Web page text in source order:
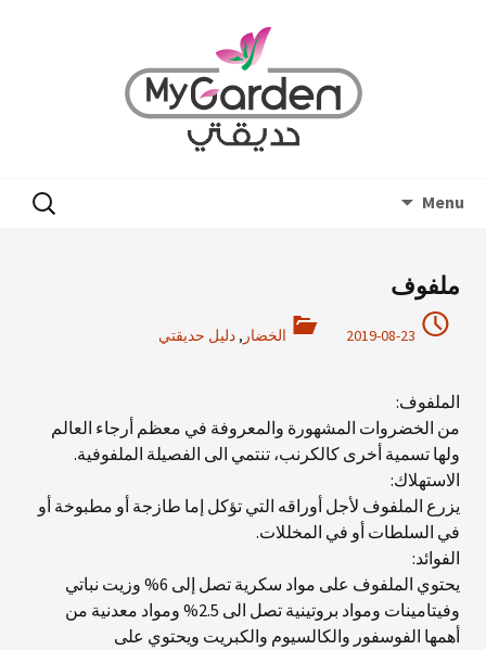
Menu
البحث
عن:
ملفوف
2019-08-23 الخضار ,دليل حديقتي
الملفوف:
من الخضروات المشهورة والمعروفة في معظم أرجاء العالم
ولها تسمية أخرى كالكرنب، تنتمي الى الفصيلة الملفوفية.
الاستهلاك:
يزرع الملفوف لأجل أوراقه التي تؤكل إما طازجة أو مطبوخة أو
في السلطات أو في المخللات.
الفوائد:
يحتوي الملفوف على مواد سكرية تصل إلى 6% وزيت نباتي
وفيتامينات ومواد بروتينية تصل الى 2.5% ومواد معدنية من
أهمها الفوسفور والكالسيوم والكبريت ويحتوي على